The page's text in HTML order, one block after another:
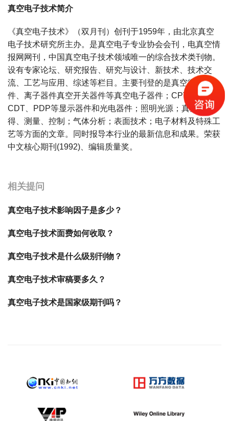
真空电子技术简介
《真空电子技术》（双月刊）创刊于1959年，由北京真空
电子技术研究所主办。是真空电子专业协会会刊，电真空情
报网网刊，中国真空电子技术领域唯一的综合技术类刊物。
设有专家论坛、研究报告、研究与设计、新技术、技术交
流、工艺与应用、综述等栏目。主要刊登的是真空微波器
件、离子器件真空开关器件等真空电子器件；CPT、
CDT、PDP等显示器件和光电器件；照明光源；真空获
得、测量、控制；气体分析；表面技术；电子材料及特殊工
艺等方面的文章。同时报导本行业的最新信息和成果。荣获
中文核心期刊(1992)、编辑质量奖。
相关提问
真空电子技术影响因子是多少？
真空电子技术面费如何收取？
真空电子技术是什么级别刊物？
真空电子技术审稿要多久？
真空电子技术是国家级期刊吗？